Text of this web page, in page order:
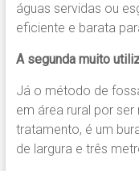
águas servidas ou
eficiente e barata
A segunda muito
Já o método de
em área rural por
tratamento, é um
de largura e três